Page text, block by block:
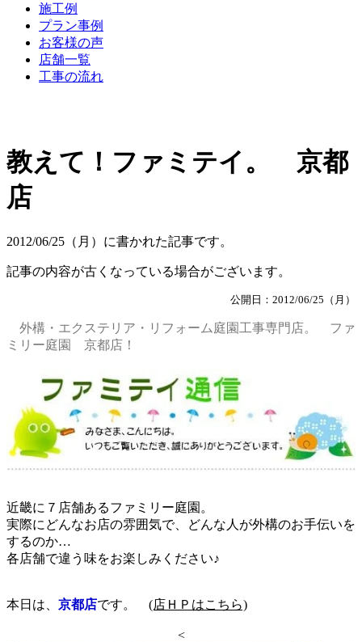
施工例
プラン事例
お客様の声
店舗一覧
工事の流れ
教えて！ファミテイ。 京都
店
2012/06/25（月）に書かれた記事です。
記事の内容が古くなっている場合がございます。
公開日：2012/06/25（月）
外構・エクステリア・リフォーム庭園工事専門店。 ファ
ミリー庭園 京都店！
近畿に７店舗あるファミリー庭園。
実際にどんなお店の雰囲気で、どんな人が外構のお手伝いを
するのか…
各店舗で違う味をお楽しみください♪
本日は、 京都店です。 (店ＨＰはこちら)
<